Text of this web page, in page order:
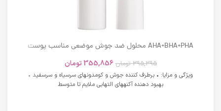
AHA+BHA+PHA محلول ضد جوش موضعی مناسب پوست
395,395 تومان 355,856 تومان
ویژگی و مزایا: • برطرف کننده جوش و کومدونهای سرسیاه و سرسفید •
بهبود دهنده آکنههای التهابی ملایم تا متوسط